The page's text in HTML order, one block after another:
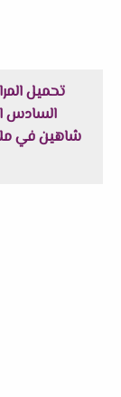
تحميل